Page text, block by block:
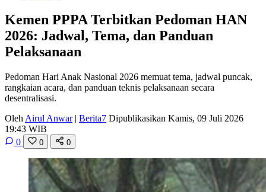
Kemen PPPA Terbitkan Pedoman HAN
2026: Jadwal, Tema, dan Panduan
Pelaksanaan
Pedoman Hari Anak Nasional 2026 memuat tema, jadwal puncak,
rangkaian acara, dan panduan teknis pelaksanaan secara
desentralisasi.
Oleh Airul Anwar | Berita7 Dipublikasikan Kamis, 09 Juli 2026
19:43 WIB
0
0 0